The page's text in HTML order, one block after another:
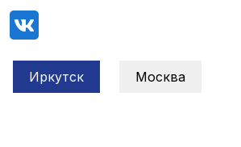
Иркутск Москва